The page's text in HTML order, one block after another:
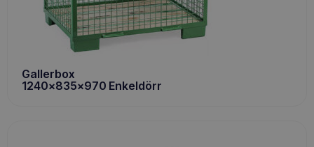
Gallerbox
1240x835x970 Enkeldörr